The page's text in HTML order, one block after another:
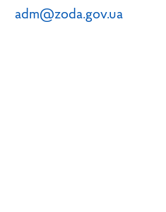
adm@zoda.gov.ua